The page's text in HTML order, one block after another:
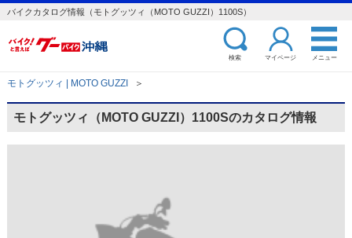
バイクカタログ情報（モトグッツィ（MOTO GUZZI）1100S）
検索 マイページ メニュー
モトグッツィ | MOTO GUZZI ＞
モトグッツィ（MOTO GUZZI）1100Sのカタログ情報